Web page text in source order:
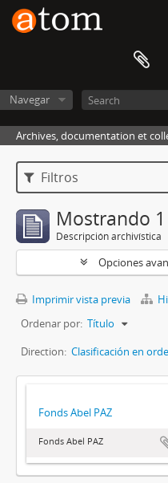
Navegar
Archives, documentation et
Filtros
Mostrando
Descripción archivística
Opciones
Imprimir vista previa
Ordenar por: Título
Direction: Clasificación en
Fonds Abel PAZ
Fonds Abel PAZ